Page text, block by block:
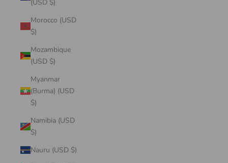
(USD $)
Morocco (USD
$)
Mozambique
(USD $)
Myanmar
(Burma) (USD
$)
Namibia (USD
$)
Nauru (USD $)